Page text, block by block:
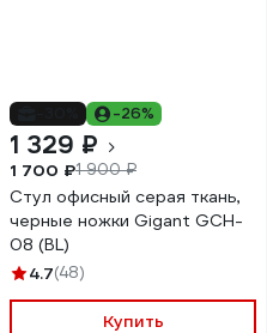
-26%
1 329 ₽
1 700 ₽1 900 ₽
Стул офисный серая ткань,
черные ножки Gigant GCH-
08 (BL)
4.7(48)
Купить